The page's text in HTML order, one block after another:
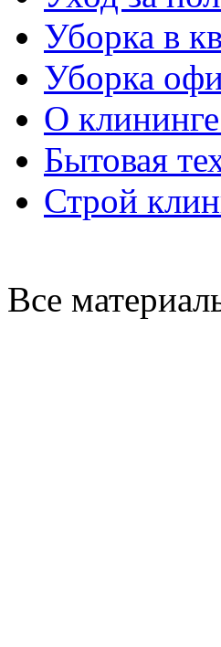
Уборка в
Уборка
О клининге
Бытовая
Строй
Все